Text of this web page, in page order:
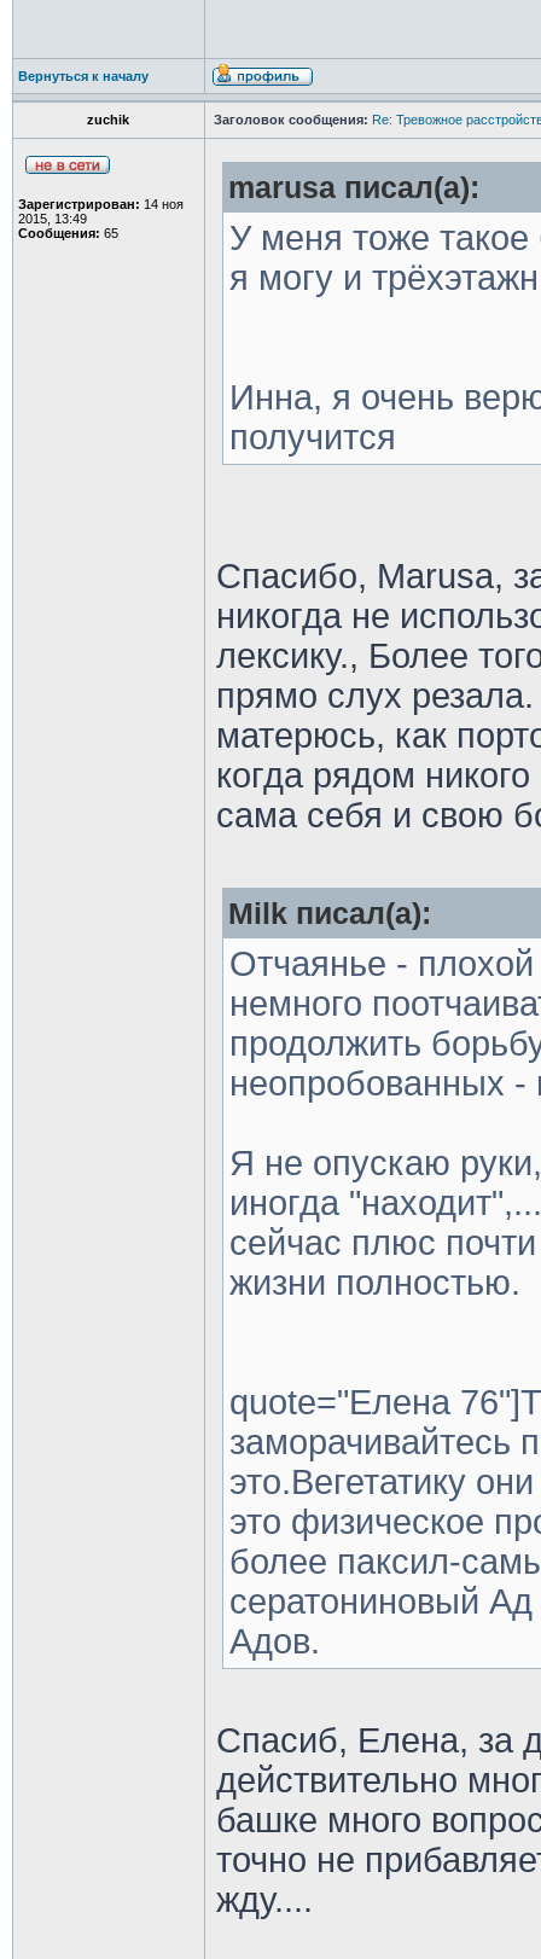
Вернуться к началу
zuchik Заголовок сообщения: Re: Тревожное
Зарегистрирован: 14 ноя
2015, 13:49
Сообщения: 65
marusa писал(а):
У меня тоже
я могу и
Инна, я очень
получится
Спасибо, Marusa,
никогда не
лексику., Более
прямо слух
матерюсь, как
когда рядом
сама себя и свою
Milk писал(а):
Отчаянье -
немного
продолжить
неопробованных -
Я не опускаю
иногда
сейчас плюс
жизни полностью.
quote="Елена
заморачивайтесь
это.Вегетатику
это физическое
более паксил-
сератониновый
Адов.
Спасиб, Елена, за
действительно
башке много
точно не
жду....